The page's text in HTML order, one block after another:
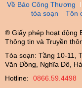
Về Báo Công Thương
tòa soạn
Tôn
® Giấy phép hoạt động
Thông tin và Truyền
Tòa soạn: Tầng 10-11,
Văn Đồng, Nghĩa Đô, Hà
Hotline:
0866.59.4498